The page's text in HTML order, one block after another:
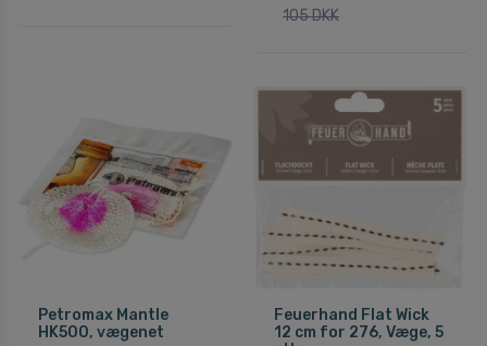
105 DKK
Petromax Mantle
HK500, vægenet
Feuerhand Flat Wick
12 cm for 276, Væge, 5